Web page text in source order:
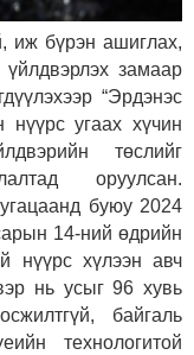
иж бүрэн ашиглах,
үйлдвэрлэх замаар
“Эрдэнэс
угаах хүчин
төслийг
оруулсан.
буюу 2024
14-ний өдрийн
нүүрс хүлээн авч
нь усыг 96 хувь
байгаль
технологитой